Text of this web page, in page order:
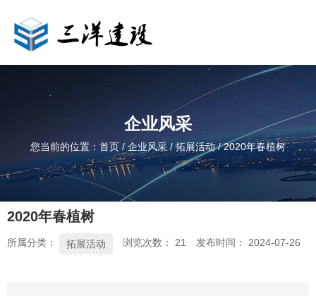
企业风采
您当前的位置：首页 /企业风采 /拓展活动 /2020年春植树
2020年春植树
所属分类： 拓展活动 浏览次数： 21 发布时间： 2024-07-26